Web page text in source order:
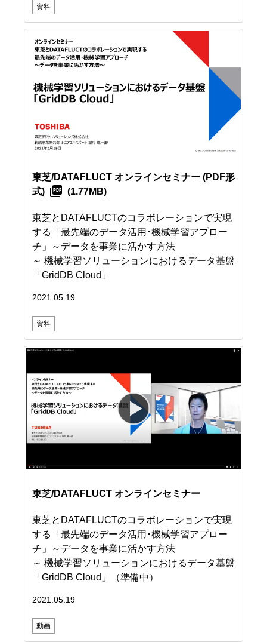
資料
東芝/DATAFLUCT オンラインセミナー (PDF形
式)
(1.77MB)
東芝とDATAFLUCTのコラボレーションで実現
する「最先端のデータ活用･機械学習アプロー
チ」～データを事業に活かす方法
～ 機械学習ソリューションにおけるデータ基盤
「GridDB Cloud」
2021.05.19
資料
東芝/DATAFLUCT オンラインセミナー
東芝とDATAFLUCTのコラボレーションで実現
する「最先端のデータ活用･機械学習アプロー
チ」～データを事業に活かす方法
～ 機械学習ソリューションにおけるデータ基盤
「GridDB Cloud」（準備中）
2021.05.19
動画